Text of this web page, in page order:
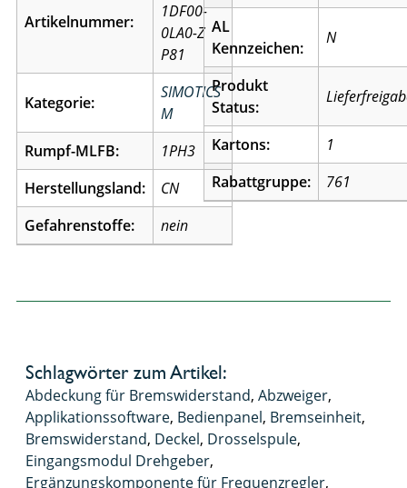
Artikelnummer:
1DF00-
0LA0-Z
P81
Kategorie:
SIMOTICS
M
Rumpf-MLFB:
1PH3
Herstellungsland:
CN
Gefahrenstoffe:
nein
AL
Kennzeichen:
N
Produkt
Status:
Kartons:
1
Rabattgruppe:
761
Schlagwörter zum Artikel:
Abdeckung für Bremswiderstand, Abzweiger,
Applikationssoftware, Bedienpanel, Bremseinheit,
Bremswiderstand, Deckel, Drosselspule,
Eingangsmodul Drehgeber,
Ergänzungskomponente für Frequenzregler,